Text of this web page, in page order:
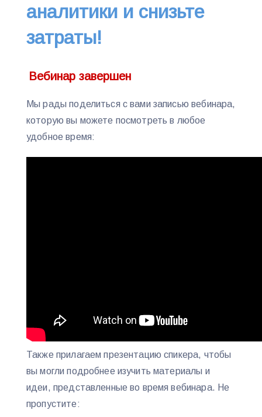
аналитики и снизьте
затраты!
Вебинар завершен
Мы рады поделиться с вами записью вебинара,
которую вы можете посмотреть в любое
удобное время:
Также прилагаем презентацию спикера, чтобы
вы могли подробнее изучить материалы и
идеи, представленные во время вебинара. Не
пропустите: